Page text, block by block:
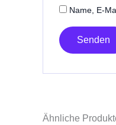
Name, E-
Ähnliche